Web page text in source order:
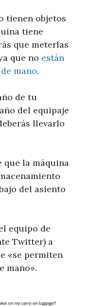
tienen objetos
tiene
que meterlas
que no están
mano.
de tu
del equipaje
llevarlo
que la máquina
del asiento
equipo de
Twitter) a
«se permiten
mano».